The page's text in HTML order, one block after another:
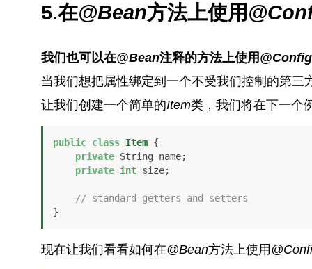
5.在@Bean方法上使用
我们也可以在@Bean注释的方法上使用
当我们想把属性绑定到一个不受我们控制的第三
让我们创建一个简单的Item类，我们将在下一个
public class Item {
private String name;
private int size;
// standard getters and setters
}
现在让我们看看如何在@Bean方法上使用